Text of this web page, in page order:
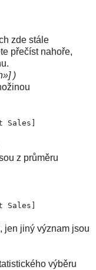
zde stále
přečíst nahoře,
)
z průměru
jen jiný význam jsou
výběru